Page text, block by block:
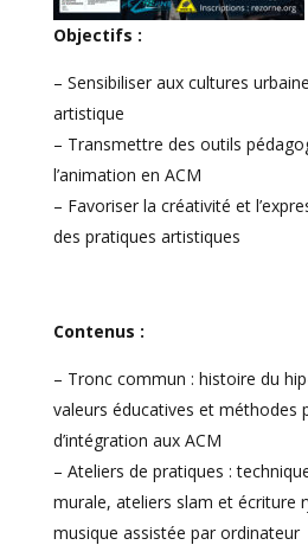
Objectifs :
– Sensibiliser aux cultures
artistique
– Transmettre des outils
l’animation en ACM
– Favoriser la créativité et
des pratiques artistiques
Contenus :
– Tronc commun : histoire du
valeurs éducatives et méthodes
d’intégration aux ACM
– Ateliers de pratiques :
murale, ateliers slam et écriture
musique assistée par ordinateur